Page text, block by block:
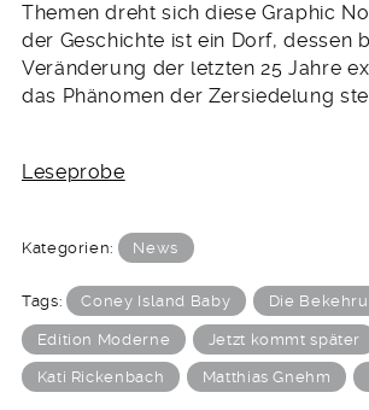
Themen dreht sich diese Graphic
der Geschichte ist ein Dorf, dessen
Veränderung der letzten 25 Jahre
das Phänomen der Zersiedelung
Leseprobe
Kategorien: News
Tags: Coney Island Baby Die
Edition Moderne Jetzt kommt später
Kati Rickenbach Matthias Gnehm